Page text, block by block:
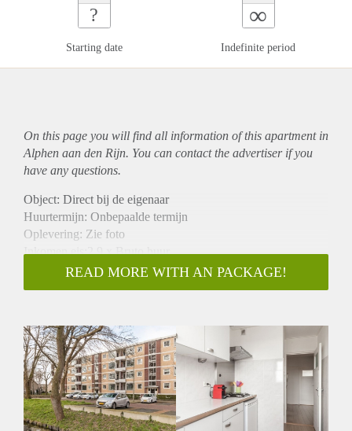
?
Starting date
∞
Indefinite period
On this page you will find all information of this apartmentin
Alphen aan den Rijn. You can contact the advertiser if you
have any questions.
Object: Direct bij de eigenaar
Huurtermijn: Onbepaalde termijn
Oplevering: Zie foto
Inkomen eis:2,9 x Bruto huur
Garantiestelling mogelijk: Ja
Borg: 1 Maand
Huisdieren toegestaan: Afhankelijk van de Eigenaar
Huurtoeslag grens: Nee
Geschikt voor studenten: Afhankelijk van de Eigenaar
READ MORE WITH AN PACKAGE!